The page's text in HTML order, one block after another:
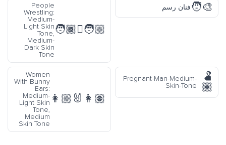
🧑‍🎨فنان رسم
🧑🏼‍🫯‍🧑🏾
People
Wrestling:
Medium-
Light Skin
Tone,
Medium-
Dark Skin
Tone
🫃
🏽
Pregnant-Man-Medium-
Skin-Tone
👩🏼‍🐰‍👩🏽
Women
With Bunny
Ears:
Medium-
Light Skin
Tone,
Medium
Skin Tone